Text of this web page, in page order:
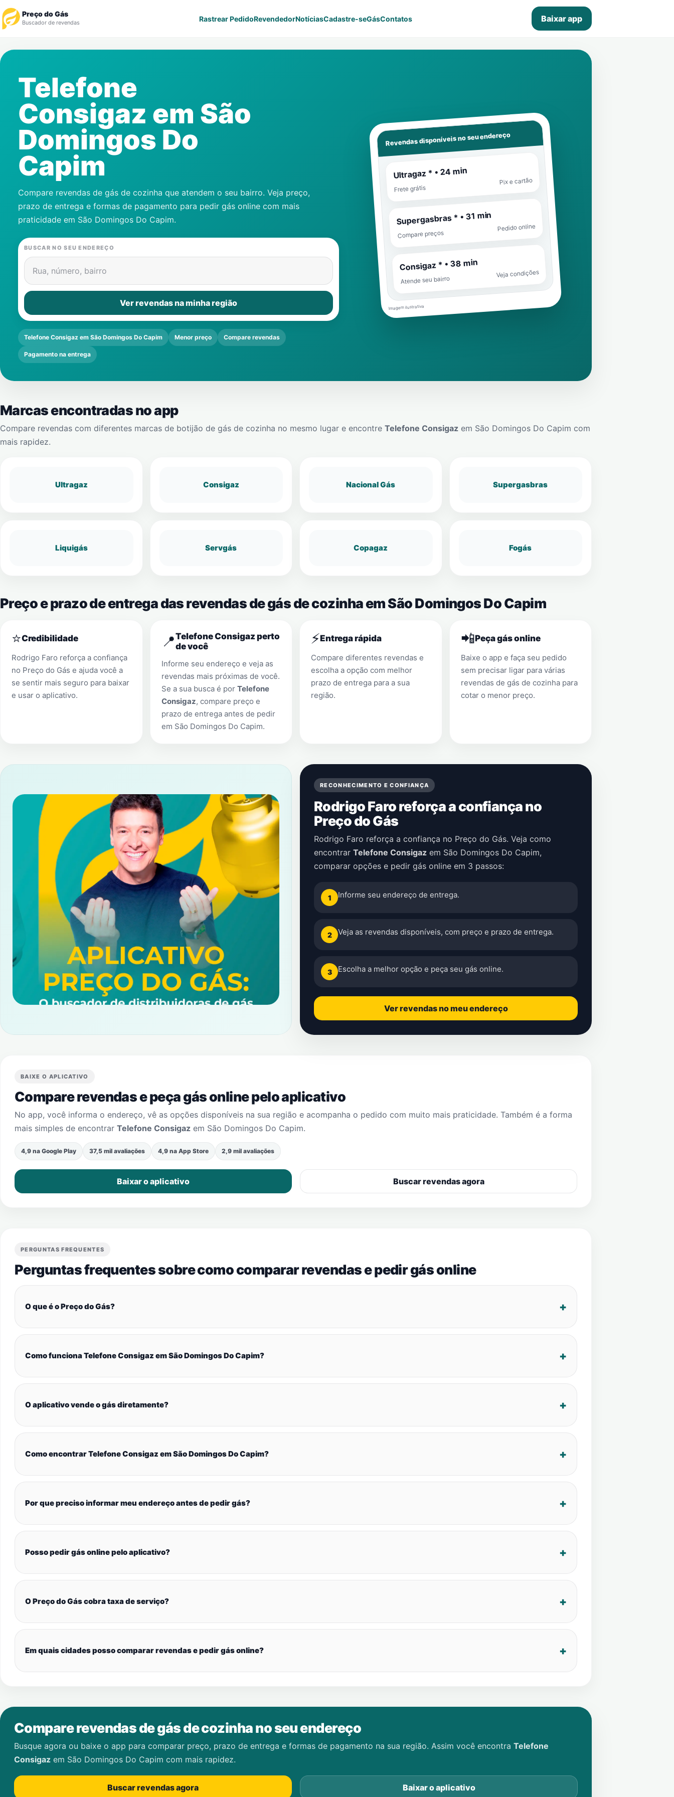
Preço do Gás
Buscador de revendas Rastrear PedidoRevendedorNotíciasCadastre-seGásContatos Baixar app
Revendedor
Notícias
Cadastre-se
Gás
Telefone
Consigaz em São
Domingos Do
Capim
Compare revendas de gás de cozinha que atendem o seu bairro. Veja preço,
prazo de entrega e formas de pagamento para pedir gás online com mais
praticidade em São Domingos Do Capim.
BUSCAR NO SEU ENDEREÇO
Rua, número, bairro
Ver revendas na minha região
Telefone Consigaz em São Domingos Do Capim Menor preço Compare revendas
Pagamento na entrega
Revendas disponíveis no seu endereço
Ultragaz * • 24 min
Frete grátis
Pix e cartão
Supergasbras * • 31 min
Compare preços
Pedido online
Consigaz * • 38 min
Atende seu bairro
Veja condições
Imagem ilustrativa
Marcas encontradas no app
Compare revendas com diferentes marcas de botijão de gás de cozinha no mesmo lugar e encontre Telefone Consigaz em São Domingos Do Capim com
mais rapidez.
Ultragaz Consigaz Nacional Gás Supergasbras
Liquigás Servgás Copagaz Fogás
Preço e prazo de entrega das revendas de gás de cozinha em São Domingos Do Capim
⭐Credibilidade
Rodrigo Faro reforça a confiança
no Preço do Gás e ajuda você a
se sentir mais seguro para baixar
e usar o aplicativo.
📍Telefone Consigaz perto
de você
Informe seu endereço e veja as
revendas mais próximas de você.
Se a sua busca é por Telefone
Consigaz, compare preço e
prazo de entrega antes de pedir
em São Domingos Do Capim.
⚡Entrega rápida
Compare diferentes revendas e
escolha a opção com melhor
prazo de entrega para a sua
região.
📲Peça gás online
Baixe o app e faça seu pedido
sem precisar ligar para várias
revendas de gás de cozinha para
cotar o menor preço.
RECONHECIMENTO E CONFIANÇA
Rodrigo Faro reforça a confiança no
Preço do Gás
Rodrigo Faro reforça a confiança no Preço do Gás. Veja como
encontrar Telefone Consigaz em São Domingos Do Capim,
comparar opções e pedir gás online em 3 passos:
1 Informe seu endereço de entrega.
2 Veja as revendas disponíveis, com preço e prazo de entrega.
3 Escolha a melhor opção e peça seu gás online.
Ver revendas no meu endereço
BAIXE O APLICATIVO
Compare revendas e peça gás online pelo aplicativo
No app, você informa o endereço, vê as opções disponíveis na sua região e acompanha o pedido com muito mais praticidade. Também é a forma
mais simples de encontrar Telefone Consigaz em São Domingos Do Capim.
4,9 na Google Play 37,5 mil avaliações 4,9 na App Store 2,9 mil avaliações
Baixar o aplicativo Buscar revendas agora
PERGUNTAS FREQUENTES
Perguntas frequentes sobre como comparar revendas e pedir gás online
O que é o Preço do Gás?
Como funciona Telefone Consigaz em São Domingos Do Capim?
O aplicativo vende o gás diretamente?
Como encontrar Telefone Consigaz em São Domingos Do Capim?
Por que preciso informar meu endereço antes de pedir gás?
Posso pedir gás online pelo aplicativo?
O Preço do Gás cobra taxa de serviço?
Em quais cidades posso comparar revendas e pedir gás online?
Compare revendas de gás de cozinha no seu endereço
Busque agora ou baixe o app para comparar preço, prazo de entrega e formas de pagamento na sua região. Assim você encontra Telefone
Consigaz em São Domingos Do Capim com mais rapidez.
Buscar revendas agora Baixar o aplicativo